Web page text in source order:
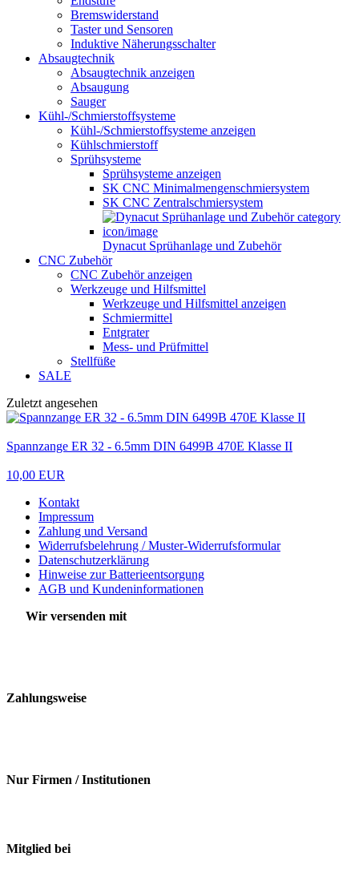
Bremswiderstand
Taster und Sensoren
Induktive Näherungsschalter
Absaugtechnik
Absaugtechnik anzeigen
Absaugung
Sauger
Kühl-/Schmierstoffsysteme
Kühl-/Schmierstoffsysteme anzeigen
Kühlschmierstoff
Sprühsysteme
Sprühsysteme anzeigen
SK CNC Minimalmengenschmiersystem
SK CNC Zentralschmiersystem
Dynacut Sprühanlage und Zubehör
CNC Zubehör
CNC Zubehör anzeigen
Werkzeuge und Hilfsmittel
Werkzeuge und Hilfsmittel anzeigen
Schmiermittel
Entgrater
Mess- und Prüfmittel
Stellfüße
SALE
Zuletzt angesehen
Spannzange ER 32 - 6.5mm DIN 6499B 470E Klasse II
10,00 EUR
Kontakt
Impressum
Zahlung und Versand
Widerrufsbelehrung / Muster-Widerrufsformular
Datenschutzerklärung
Hinweise zur Batterieentsorgung
AGB und Kundeninformationen
Wir versenden mit
Zahlungsweise
Nur Firmen / Institutionen
Mitglied bei